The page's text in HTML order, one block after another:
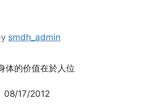
smdh_admin
体的价值在於人位
08/17/2012